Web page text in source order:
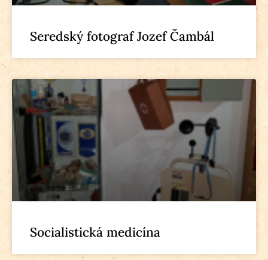
Seredský fotograf Jozef Čambál
Socialistická medicína